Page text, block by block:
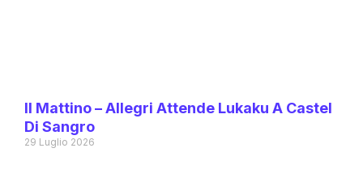
Il Mattino – Allegri Attende Lukaku A Castel
Di Sangro
29 Luglio 2026